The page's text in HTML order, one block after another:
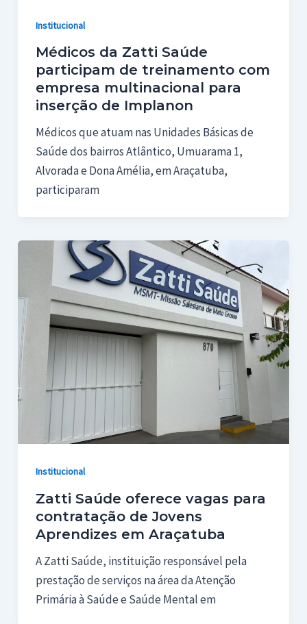
Institucional
Médicos da Zatti Saúde
participam de treinamento com
empresa multinacional para
inserção de Implanon
Médicos que atuam nas Unidades Básicas de
Saúde dos bairros Atlântico, Umuarama 1,
Alvorada e Dona Amélia, em Araçatuba,
participaram
Institucional
Zatti Saúde oferece vagas para
contratação de Jovens
Aprendizes em Araçatuba
A Zatti Saúde, instituição responsável pela
prestação de serviços na área da Atenção
Primária à Saúde e Saúde Mental em